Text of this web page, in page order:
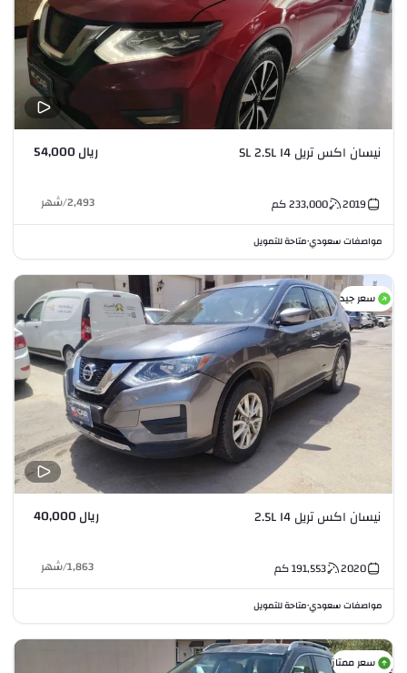
نيسان اكس تريل SL 2.5L I4 ريال 54,000
2019
233,000كم 2,493
/شهر
مواصفات سعودي•متاحة للتمويل
سعر جيد
نيسان اكس تريل 2.5L I4 ريال 40,000
2020
191,553كم 1,863
/شهر
مواصفات سعودي•متاحة للتمويل
سعر ممتاز